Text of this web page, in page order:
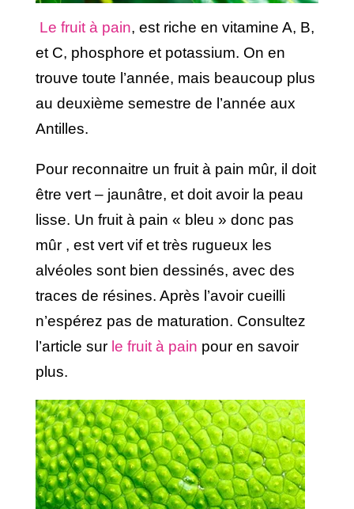
Le fruit à pain, est riche en vitamine A, B,
et C, phosphore et potassium. On en
trouve toute l’année, mais beaucoup plus
au deuxième semestre de l’année aux
Antilles.
Pour reconnaitre un fruit à pain mûr, il doit
être vert – jaunâtre, et doit avoir la peau
lisse. Un fruit à pain « bleu » donc pas
mûr , est vert vif et très rugueux les
alvéoles sont bien dessinés, avec des
traces de résines. Après l’avoir cueilli
n’espérez pas de maturation. Consultez
l’article sur le fruit à pain pour en savoir
plus.